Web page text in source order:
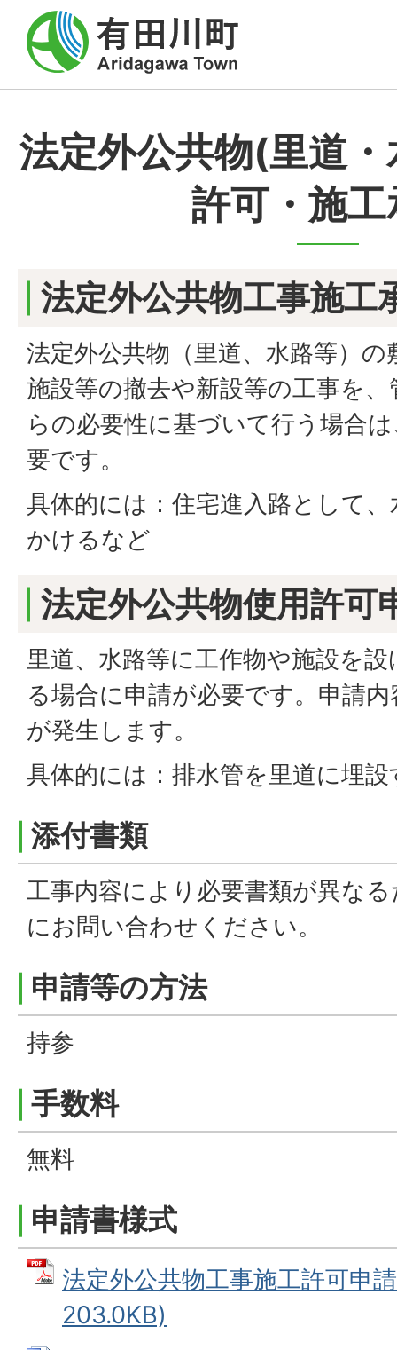
法定外公共物(里道
許可・施工
法定外公共物工事施工
法定外公共物（里道、水路等）
施設等の撤去や新設等の工事を
らの必要性に基づいて行う場合
要です。
具体的には：住宅進入路として
かけるなど
法定外公共物使用許可
里道、水路等に工作物や施設を
る場合に申請が必要です。申請
が発生します。
具体的には：排水管を里道に埋
添付書類
工事内容により必要書類が異な
にお問い合わせください。
申請等の方法
持参
手数料
無料
申請書様式
法定外公共物工事施工許可申
203.0KB)